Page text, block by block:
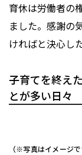
育休は労働者の
ました。感謝の
ければと決心し
子育てを終え
とが多い日々
（※写真はイメージで